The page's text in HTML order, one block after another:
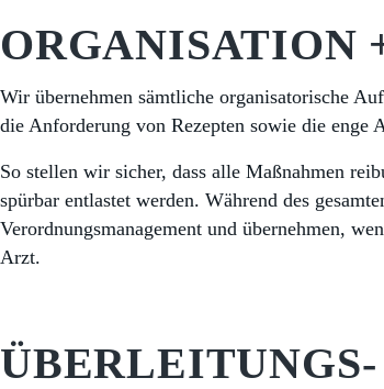
ORGANISATION
Wir übernehmen sämtliche organisatorische
die Anforderung von Rezepten sowie die
So stellen wir sicher, dass alle Maßnahmen
spürbar entlastet werden. Während des
Verordnungsmanagement und übernehmen,
Arzt.
ÜBERLEITUNGS-